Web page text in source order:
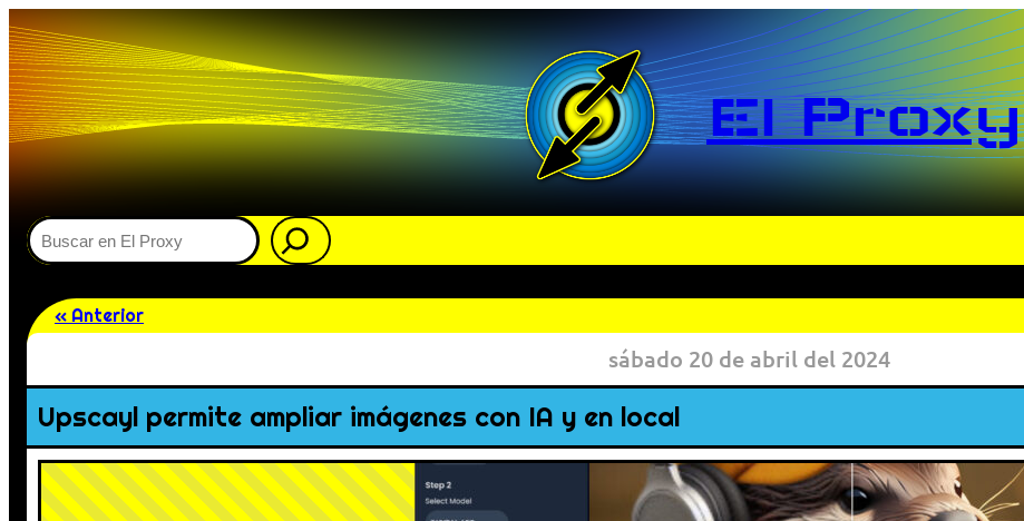
El Proxy
Buscar
« Anterior
sábado 20 de abril del 2024
Upscayl permite ampliar imágenes con IA y en local